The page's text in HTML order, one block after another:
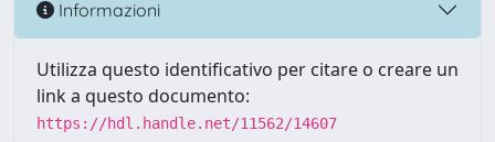
Informazioni
Utilizza questo identificativo per citare o creare un
link a questo documento:
https://hdl.handle.net/11562/14607